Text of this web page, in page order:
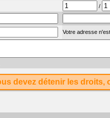
/
Votre adresse
devez détenir les